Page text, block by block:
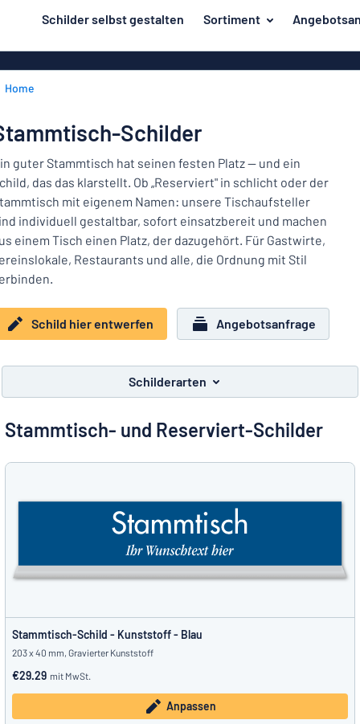
springen
Schilder selbst gestalten Sortiment
Herstellung
Haus und Heim
Kennzeichnung
Namensschilder
Aufkleber
Verkehr und Fahrzeuge
Industrie und Fertigung
Büro & Arbeitsplatz
Holzschilder
Aufkleber
Plakate
Unsere
Bestseller
Material
Herstellung
Haus
und
Heim
Namensschilder
Alle Kategorien anzeigen
entwerfen
Home
Schilder
guter Stammtisch hat seinen festen Platz — und ein
das das klarstellt. Ob „Reserviert" in schlicht oder der
mit eigenem Namen: unsere Tischaufsteller
individuell gestaltbar, sofort einsatzbereit und machen
einem Tisch einen Platz, der dazugehört. Für Gastwirte,
Restaurants und alle, die Ordnung mit Stil
Schild hier entwerfen Angebotsanfrage
Schilderarten
Stammtisch- und Reserviert-Schilder
Stammtisch-Schild - Kunststoff - Blau
203 x 40 mm, Gravierter Kunststoff
€29.29 mit MwSt.
Anpassen